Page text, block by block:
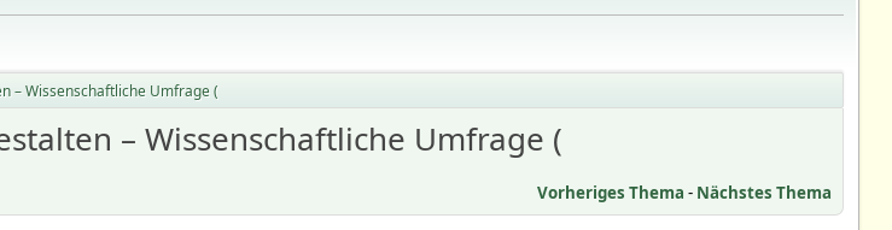
– Wissenschaftliche Umfrage (
– Wissenschaftliche Umfrage (
Vorheriges Thema - Nächstes Thema